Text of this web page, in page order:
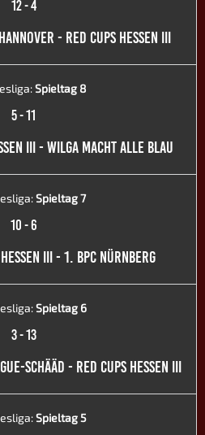
12-4
- RED CUPS HESSEN III
Spieltag 8
5-11
III - WILGA MACHT ALLE BLAU
Spieltag 7
10-6
III - 1. BPC NÜRNBERG
Spieltag 6
3-13
SCHÄÄD - RED CUPS HESSEN III
Spieltag 5